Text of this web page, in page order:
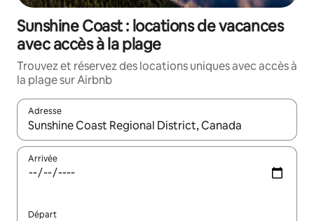
Sunshine Coast : locations de vacances
avec accès à la plage
Trouvez et réservez des locations uniques avec accès à
la plage sur Airbnb
Adresse
Lorsque les résultats s'affichent, utilisez les flèches vers le
Arrivée
Départ